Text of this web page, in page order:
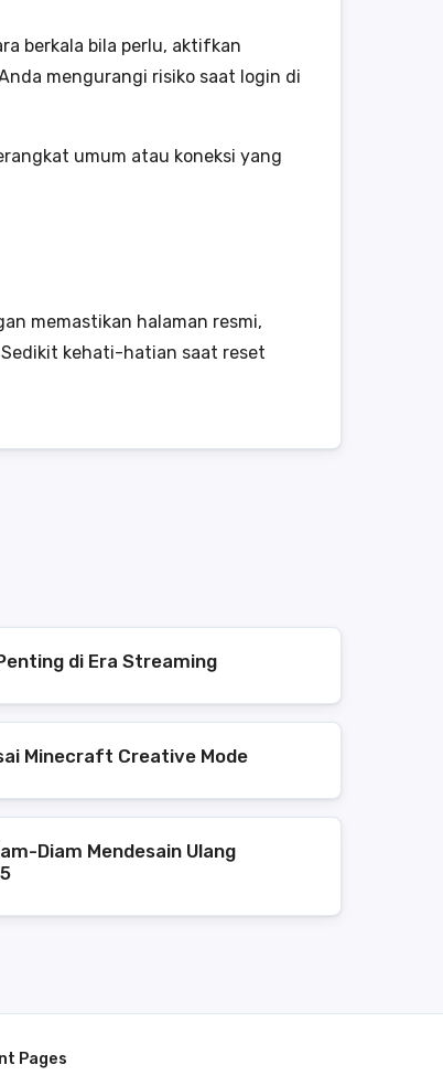
berkala bila perlu, aktifkan
mengurangi risiko saat login di
umum atau koneksi yang
memastikan halaman resmi,
kehati-hatian saat reset
di Era Streaming
Minecraft Creative Mode
Diam Mendesain Ulang
Pages